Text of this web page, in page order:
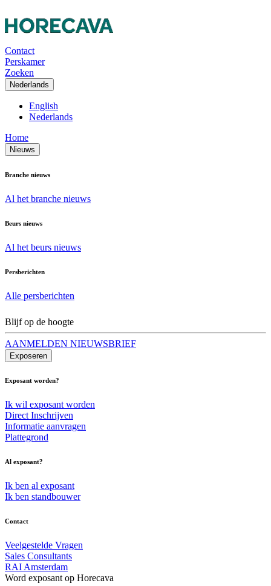
Contact
Perskamer
Zoeken
Nederlands
English
Nederlands
Home
Nieuws
Branche nieuws
Al het branche nieuws
Beurs nieuws
Al het beurs nieuws
Persberichten
Alle persberichten
Blijf op de hoogte
AANMELDEN NIEUWSBRIEF
Exposeren
Exposant worden?
Ik wil exposant worden
Direct Inschrijven
Informatie aanvragen
Plattegrond
Al exposant?
Ik ben al exposant
Ik ben standbouwer
Contact
Veelgestelde Vragen
Sales Consultants
RAI Amsterdam
Word exposant op Horecava